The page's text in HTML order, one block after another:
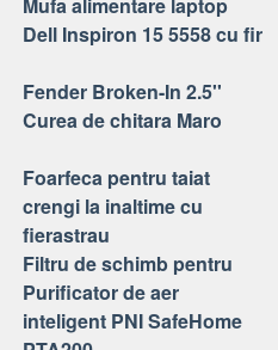
Dell Inspiron 15 5558 cu fir
Fender Broken-In 2.5''
Curea de chitara Maro
Foarfeca pentru taiat
crengi la inaltime cu
fierastrau
Filtru de schimb pentru
Purificator de aer
inteligent PNI SafeHome